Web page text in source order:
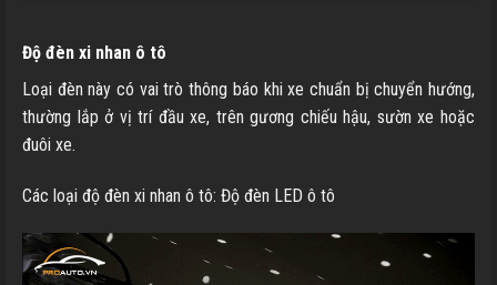
Độ đèn xi nhan ô tô
Loại đèn này có vai trò thông báo khi xe chuẩn bị chuyển hướng,
thường lắp ở vị trí đầu xe, trên gương chiếu hậu, sườn xe hoặc
đuôi xe.
Các loại độ đèn xi nhan ô tô: Độ đèn LED ô tô